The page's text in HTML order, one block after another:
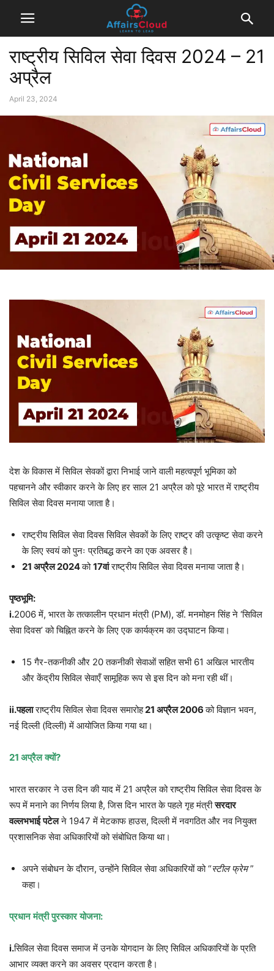
राष्ट्रीय सिविल सेवा दिवस 2024 – 21
अप्रैल
April 23, 2024
देश के विकास में सिविल सेवकों द्वारा निभाई जाने वाली महत्वपूर्ण भूमिका को
पहचानने और स्वीकार करने के लिए हर साल 21 अप्रैल को पूरे भारत में राष्ट्रीय
सिविल सेवा दिवस मनाया जाता है।
राष्ट्रीय सिविल सेवा दिवस सिविल सेवकों के लिए राष्ट्र की उत्कृष्ट सेवा करने
के लिए स्वयं को पुनः प्रतिबद्ध करने का एक अवसर है।
21 अप्रैल2024को17वांराष्ट्रीय सिविल सेवा दिवस मनाया जाता है।
पृष्ठभूमि:
i.2006 में, भारत के तत्कालीन प्रधान मंत्री (PM), डॉ. मनमोहन सिंह ने ‘सिविल
सेवा दिवस’ को चिह्नित करने के लिए एक कार्यक्रम का उद्घाटन किया।
15 गैर-तकनीकी और 20 तकनीकी सेवाओं सहित सभी 61 अखिल भारतीय
और केंद्रीय सिविल सेवाएँ सामूहिक रूप से इस दिन को मना रही थीं।
ii.पहलाराष्ट्रीय सिविल सेवा दिवस समारोह21 अप्रैल2006को विज्ञान भवन,
नई दिल्ली (दिल्ली) में आयोजित किया गया था।
21 अप्रैल क्यों?
भारत सरकार ने उस दिन की याद में 21 अप्रैल को राष्ट्रीय सिविल सेवा दिवस के
रूप में मनाने का निर्णय लिया है, जिस दिन भारत के पहले गृह मंत्रीसरदार
वल्लभभाई पटेलने 1947 में मेटकाफ हाउस, दिल्ली में नवगठित और नव नियुक्त
प्रशासनिक सेवा अधिकारियों को संबोधित किया था।
अपने संबोधन के दौरान, उन्होंने सिविल सेवा अधिकारियों को “स्टील फ्रेम”
कहा।
प्रधान मंत्री पुरस्कार योजना:
i.सिविल सेवा दिवस समाज में उनके योगदान के लिए सिविल अधिकारियों के प्रति
आभार व्यक्त करने का अवसर प्रदान करता है।